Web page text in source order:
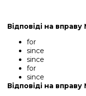
Відповіді на
for
since
since
for
since
Відповіді на